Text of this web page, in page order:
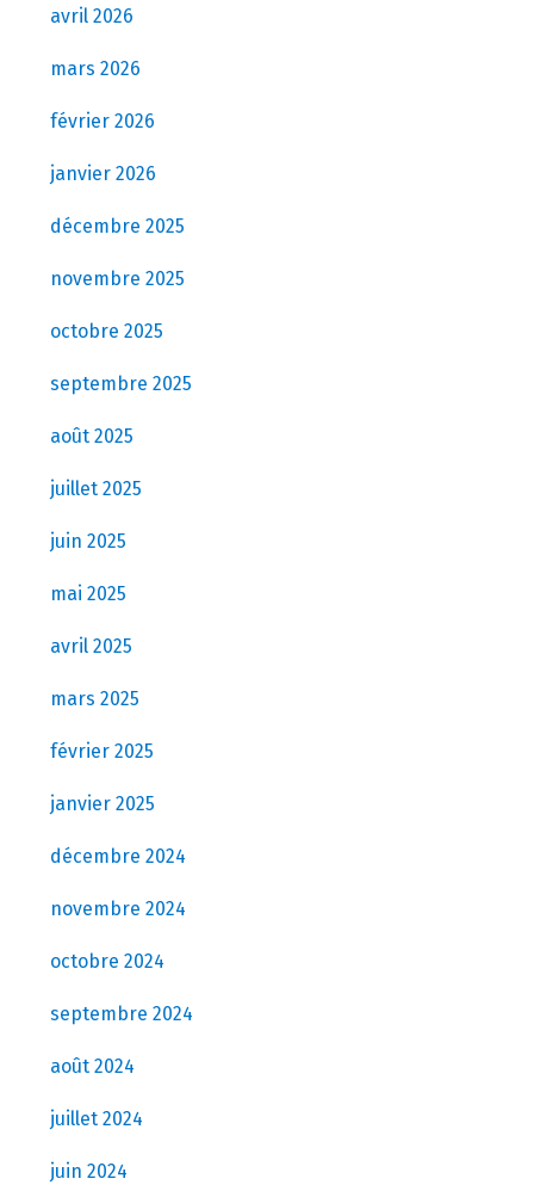
avril 2026
mars 2026
février 2026
janvier 2026
décembre 2025
novembre 2025
octobre 2025
septembre 2025
août 2025
juillet 2025
juin 2025
mai 2025
avril 2025
mars 2025
février 2025
janvier 2025
décembre 2024
novembre 2024
octobre 2024
septembre 2024
août 2024
juillet 2024
juin 2024